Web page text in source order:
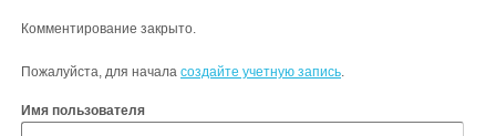
Комментирование закрыто.
Пожалуйста, для начала создайте учетную запись.
Имя пользователя